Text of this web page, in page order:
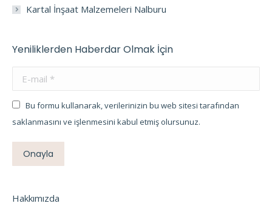
Kartal İnşaat Malzemeleri Nalburu
Yeniliklerden Haberdar Olmak İçin
E-mail *
Bu formu kullanarak, verilerinizin bu web sitesi tarafından
saklanmasını ve işlenmesini kabul etmiş olursunuz.
Onayla
Hakkımızda